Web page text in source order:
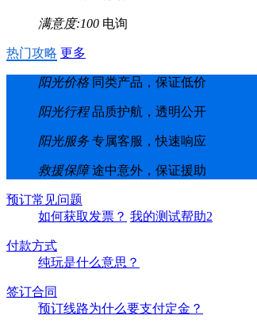
满意度:100 电询
热门攻略 更多
阳光价格 同类产品，保证低价
阳光行程 品质护航，透明公开
阳光服务 专属客服，快速响应
救援保障 途中意外，保证援助
预订常见问题
如何获取发票？ 我的测试帮助2
付款方式
纯玩是什么意思？
签订合同
预订线路为什么要支付定金？